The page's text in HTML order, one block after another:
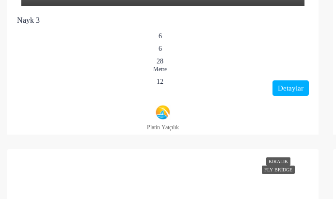
Nayk 3
6
6
28
Metre
12
Detaylar
Platin Yatçılık
KIRALIK
FLY BRIDGE